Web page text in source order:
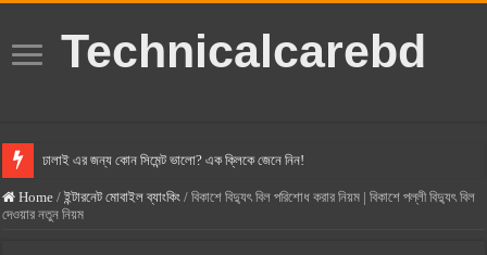
Technicalcarebd
ঢালাই এর জন্য কোন সিমেন্ট ভালো? এক ক্লিকে জেনে নিন!
বসুন্ধরা সিমেন্ট এর দাম ২০২৫
Home / ইন্টারনেট মোবাইল ব্যাংকিং / বিকাশে বিদ্যুৎ বিল পরিশোধ করার নিয়ম | বিকাশে পল্লী বিদ্যুৎ বিল
দেওয়ার নতুন নিয়ম